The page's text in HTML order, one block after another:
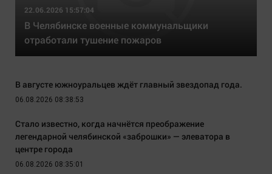
22.06.2026 15:57:04
В Челябинске военные коммунальщики
отработали тушение пожаров
В августе южноуральцев ждёт главный звездопад года.
06.08.2026 08:38:53
Стало известно, когда начнётся преображение
легендарной челябинской «заброшки» — элеватора в
центре города
06.08.2026 08:35:01